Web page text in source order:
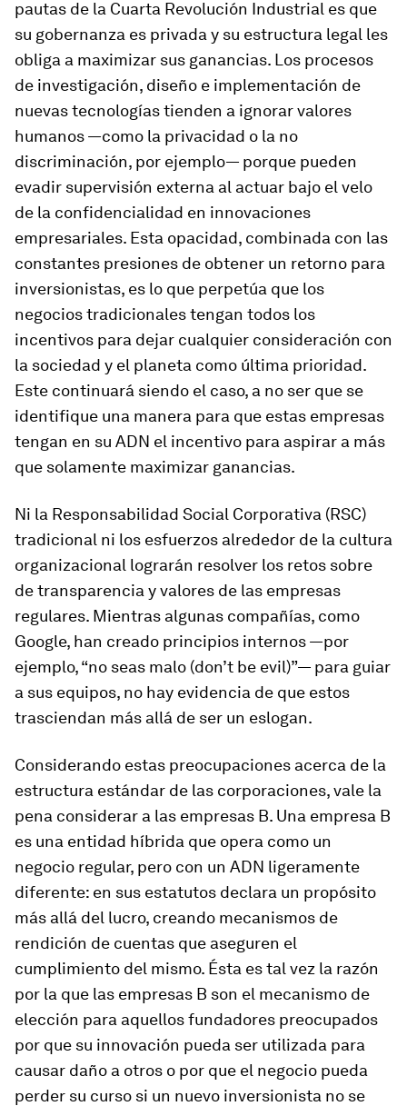
pautas de la Cuarta Revolución Industrial es que
su gobernanza es privada y su estructura legal les
obliga a maximizar sus ganancias. Los procesos
de investigación, diseño e implementación de
nuevas tecnologías tienden a ignorar valores
humanos —como la privacidad o la no
discriminación, por ejemplo— porque pueden
evadir supervisión externa al actuar bajo el velo
de la confidencialidad en innovaciones
empresariales. Esta opacidad, combinada con las
constantes presiones de obtener un retorno para
inversionistas, es lo que perpetúa que los
negocios tradicionales tengan todos los
incentivos para dejar cualquier consideración con
la sociedad y el planeta como última prioridad.
Este continuará siendo el caso, a no ser que se
identifique una manera para que estas empresas
tengan en su ADN el incentivo para aspirar a más
que solamente maximizar ganancias.
Ni la Responsabilidad Social Corporativa (RSC)
tradicional ni los esfuerzos alrededor de la cultura
organizacional lograrán resolver los retos sobre
de transparencia y valores de las empresas
regulares. Mientras algunas compañías, como
Google, han creado principios internos —por
ejemplo, “no seas malo (don’t be evil)”— para guiar
a sus equipos, no hay evidencia de que estos
trasciendan más allá de ser un eslogan.
Considerando estas preocupaciones acerca de la
estructura estándar de las corporaciones, vale la
pena considerar a las empresas B. Una empresa B
es una entidad híbrida que opera como un
negocio regular, pero con un ADN ligeramente
diferente: en sus estatutos declara un propósito
más allá del lucro, creando mecanismos de
rendición de cuentas que aseguren el
cumplimiento del mismo. Ésta es tal vez la razón
por la que las empresas B son el mecanismo de
elección para aquellos fundadores preocupados
por que su innovación pueda ser utilizada para
causar daño a otros o por que el negocio pueda
perder su curso si un nuevo inversionista no se